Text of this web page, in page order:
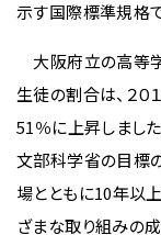
示す国際標準規格で
大阪府立の高等学
生徒の割合は、２０
51％に上昇しまし
文部科学省の目標
場とともに10年以
ざまな取り組みの